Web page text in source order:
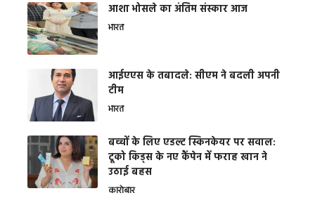
आशा भोसले का अंतिम संस्कार आज
भारत
आईएएस के तबादले: सीएम ने बदली अपनी
टीम
भारत
बच्चों के लिए एडल्ट स्किनकेयर पर सवाल:
टूको किड्स के नए कैंपेन में फराह खान ने
उठाई बहस
कारोबार